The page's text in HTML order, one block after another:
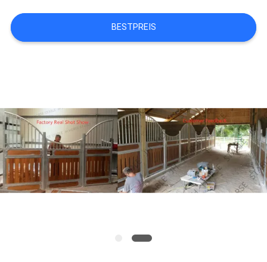
FORDERN
SIE
SITEMAP
DATENSCHUTZRICHTLINIE
BESTPREIS